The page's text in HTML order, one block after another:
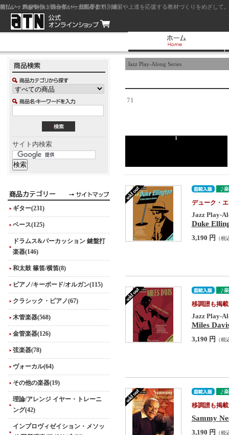
ジャズを中心に初心者から上級者まで、練習や上達を応援する教材づくりをめざし
サイト内検索
ギター(231)
ベース(125)
ドラムス&パーカッション 鍵盤打
楽器(146)
和太鼓 篠笛/横笛(8)
ピアノ/キーボード/オルガン(115)
クラシック・ピアノ(67)
木管楽器(568)
金管楽器(126)
弦楽器(78)
ヴォーカル(64)
その他の楽器(19)
理論/アレンジ イヤー・トレーニ
ング(42)
インプロヴィゼイション・メソッ
Jazz Play-Along Series
71
1
デューク・
Jazz Play-
Duke
3,190 円 （税
移調譜も掲
Jazz Play-
Miles
3,190 円 （税
移調譜も掲
Sammy
3,190 円 （税
前払い：クレジットカード（一括払い）
後払い：代金引換（現金払い・代引手数料別途）
前払い：PayPay